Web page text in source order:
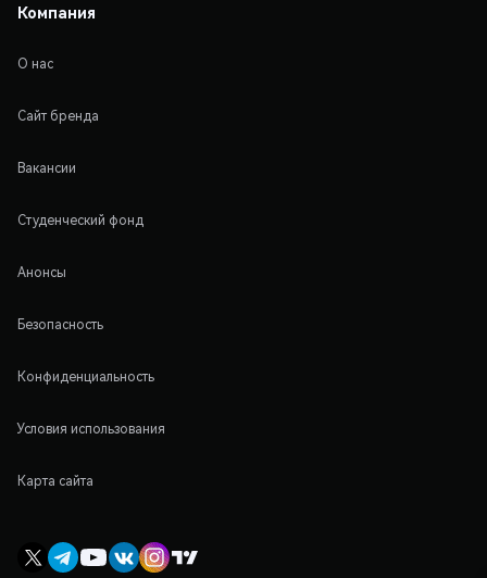
Компания
О нас
Сайт бренда
Вакансии
Студенческий фонд
Анонсы
Безопасность
Конфиденциальность
Условия использования
Карта сайта